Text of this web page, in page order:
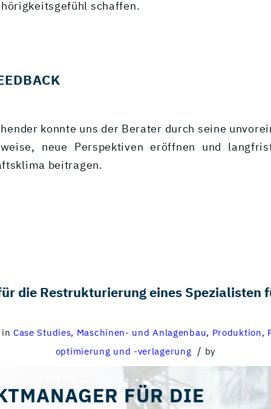
schaffen.
konnte uns der Berater durch seine
neue Perspektiven eröffnen und
beitragen.
die Restrukturierung eines Spezialisten
in Case Studies, Maschinen- und Anlagenbau, Produktion ,
optimierung und -verlagerung / by
FÜR DIE